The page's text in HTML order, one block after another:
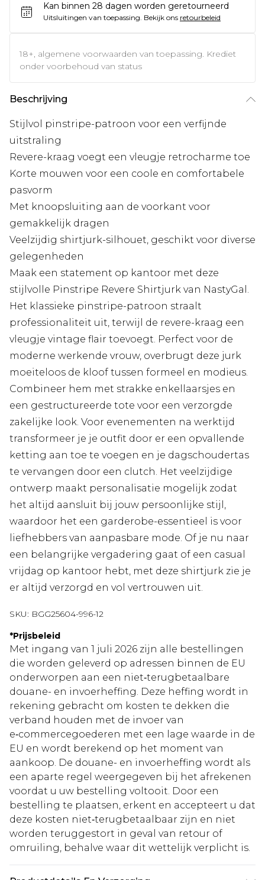
Kan binnen 28 dagen worden geretourneerd
Uitsluitingen van toepassing. Bekijk ons retourbeleid
18+, algemene voorwaarden van toepassing. Krediet
onder voorbehoud van status
Beschrijving
Stijlvol pinstripe-patroon voor een verfijnde
uitstraling
Revere-kraag voegt een vleugje retrocharme toe
Korte mouwen voor een coole en comfortabele
pasvorm
Met knoopsluiting aan de voorkant voor
gemakkelijk dragen
Veelzijdig shirtjurk-silhouet, geschikt voor diverse
gelegenheden
Maak een statement op kantoor met deze
stijlvolle Pinstripe Revere Shirtjurk van NastyGal.
Het klassieke pinstripe-patroon straalt
professionaliteit uit, terwijl de revere-kraag een
vleugje vintage flair toevoegt. Perfect voor de
moderne werkende vrouw, overbrugt deze jurk
moeiteloos de kloof tussen formeel en modieus.
Combineer hem met strakke enkellaarsjes en
een gestructureerde tote voor een verzorgde
zakelijke look. Voor evenementen na werktijd
transformeer je je outfit door er een opvallende
ketting aan toe te voegen en je dagschoudertas
te vervangen door een clutch. Het veelzijdige
ontwerp maakt personalisatie mogelijk zodat
het altijd aansluit bij jouw persoonlijke stijl,
waardoor het een garderobe-essentieel is voor
liefhebbers van aanpasbare mode. Of je nu naar
een belangrijke vergadering gaat of een casual
vrijdag op kantoor hebt, met deze shirtjurk zie je
er altijd verzorgd en vol vertrouwen uit.
SKU: BGG25604-996-12
*Prijsbeleid
Met ingang van 1 juli 2026 zijn alle bestellingen
die worden geleverd op adressen binnen de EU
onderworpen aan een niet‑terugbetaalbare
douane- en invoerheffing. Deze heffing wordt in
rekening gebracht om kosten te dekken die
verband houden met de invoer van
e‑commercegoederen met een lage waarde in de
EU en wordt berekend op het moment van
aankoop. De douane- en invoerheffing wordt als
een aparte regel weergegeven bij het afrekenen
voordat u uw bestelling voltooit. Door een
bestelling te plaatsen, erkent en accepteert u dat
deze kosten niet‑terugbetaalbaar zijn en niet
worden teruggestort in geval van retour of
omruiling, behalve waar dit wettelijk verplicht is.